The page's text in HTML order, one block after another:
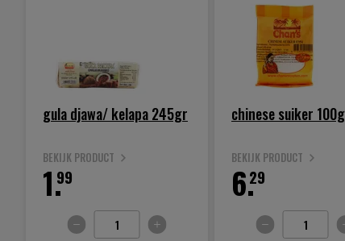
gula djawa/ kelapa 245gr
BEKIJK PRODUCT
99
1.
chinese suiker
BEKIJK PRODUCT
29
6.